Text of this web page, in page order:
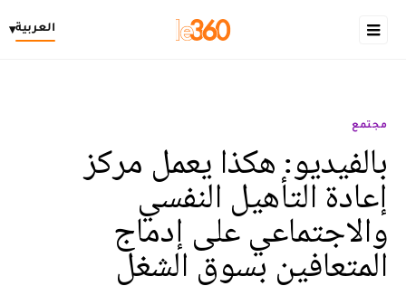
العربية▾
مجتمع
بالفيديو: هكذا يعمل مركز
إعادة التأهيل النفسي
والاجتماعي على إدماج
المتعافين بسوق الشغل